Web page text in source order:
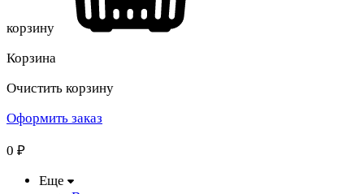
корзину
Корзина
Очистить корзину
Оформить заказ
0 ₽
Еще